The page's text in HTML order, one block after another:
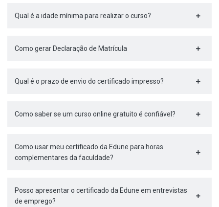
Qual é a idade mínima para realizar o curso?
Como gerar Declaração de Matrícula
Qual é o prazo de envio do certificado impresso?
Como saber se um curso online gratuito é confiável?
Como usar meu certificado da Edune para horas
complementares da faculdade?
Posso apresentar o certificado da Edune em entrevistas
de emprego?